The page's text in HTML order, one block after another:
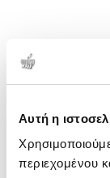
Αυτή η
περιεχομένου